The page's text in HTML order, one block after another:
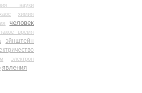
науки
хаос
химия
человек
время
эйнштейн
электрон
явления